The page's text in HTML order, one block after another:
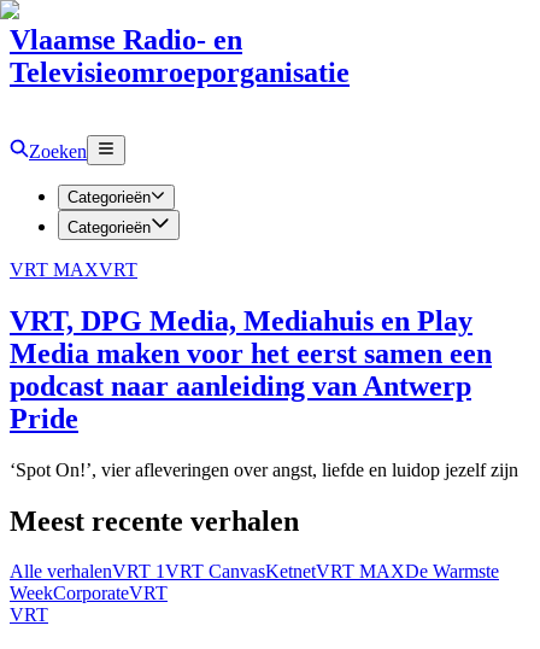
Vlaamse Radio- en
Televisieomroeporganisatie
Zoeken
Categorieën
Categorieën
VRT MAXVRT
VRT, DPG Media, Mediahuis en Play
Media maken voor het eerst samen een
podcast naar aanleiding van Antwerp
Pride
‘Spot On!’, vier afleveringen over angst, liefde en luidop jezelf zijn
Meest recente verhalen
Alle verhalenVRT 1VRT CanvasKetnetVRT MAXDe Warmste
WeekCorporateVRT
VRT